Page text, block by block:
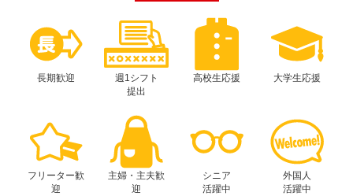
長期歓迎
週1シフト
提出
高校生応援 大学生応援
フリーター歓
迎
主婦・主夫歓
迎
シニア
活躍中
外国人
活躍中